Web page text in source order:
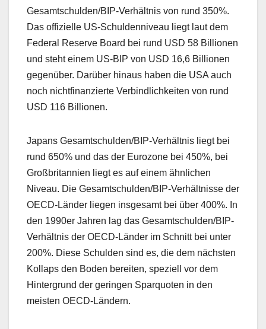
Gesamtschulden/BIP-Verhältnis von rund 350%.
Das offizielle US-Schuldenniveau liegt laut dem
Federal Reserve Board bei rund USD 58 Billionen
und steht einem US-BIP von USD 16,6 Billionen
gegenüber. Darüber hinaus haben die USA auch
noch nichtfinanzierte Verbindlichkeiten von rund
USD 116 Billionen.
Japans Gesamtschulden/BIP-Verhältnis liegt bei
rund 650% und das der Eurozone bei 450%, bei
Großbritannien liegt es auf einem ähnlichen
Niveau. Die Gesamtschulden/BIP-Verhältnisse der
OECD-Länder liegen insgesamt bei über 400%. In
den 1990er Jahren lag das Gesamtschulden/BIP-
Verhältnis der OECD-Länder im Schnitt bei unter
200%. Diese Schulden sind es, die dem nächsten
Kollaps den Boden bereiten, speziell vor dem
Hintergrund der geringen Sparquoten in den
meisten OECD-Ländern.